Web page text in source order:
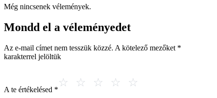
Még nincsenek vélemények.
Mondd el a véleményedet
Az e-mail címet nem tesszük közzé. A kötelező mezőket *
karakterrel jelöltük
A te értékelésed *